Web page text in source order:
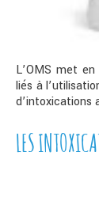
L’OMS met
liés à
d’intoxications
LES